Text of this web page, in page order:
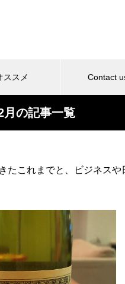
ススメ Contact
ポーツ
カレーとか、紫カントリー
ンビア８とか、全日本９位
とか。
月の記事一覧
これまでと、ビジネスや